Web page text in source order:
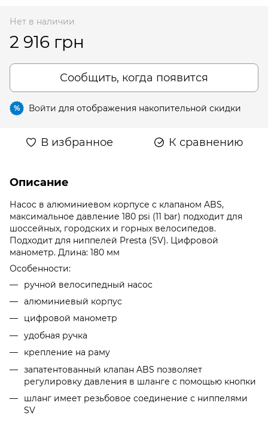
Нет в наличии
2 916 грн
Сообщить, когда появится
% Войти для отображения накопительной скидки
В избранное К сравнению
Описание
Насос в алюминиевом корпусе с клапаном ABS,
максимальное давление 180 psi (11 bar) подходит для
шоссейных, городских и горных велосипедов.
Подходит для ниппелей Presta (SV). Цифровой
манометр. Длина: 180 мм
Особенности:
ручной велосипедный насос
алюминиевый корпус
цифровой манометр
удобная ручка
крепление на раму
запатентованный клапан ABS позволяет
регулировку давления в шланге с помощью кнопки
шланг имеет резьбовое соединение с ниппелями
SV